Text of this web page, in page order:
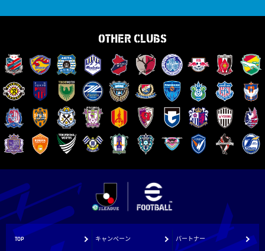
OTHER CLUBS
TOP キャンペーン パートナー